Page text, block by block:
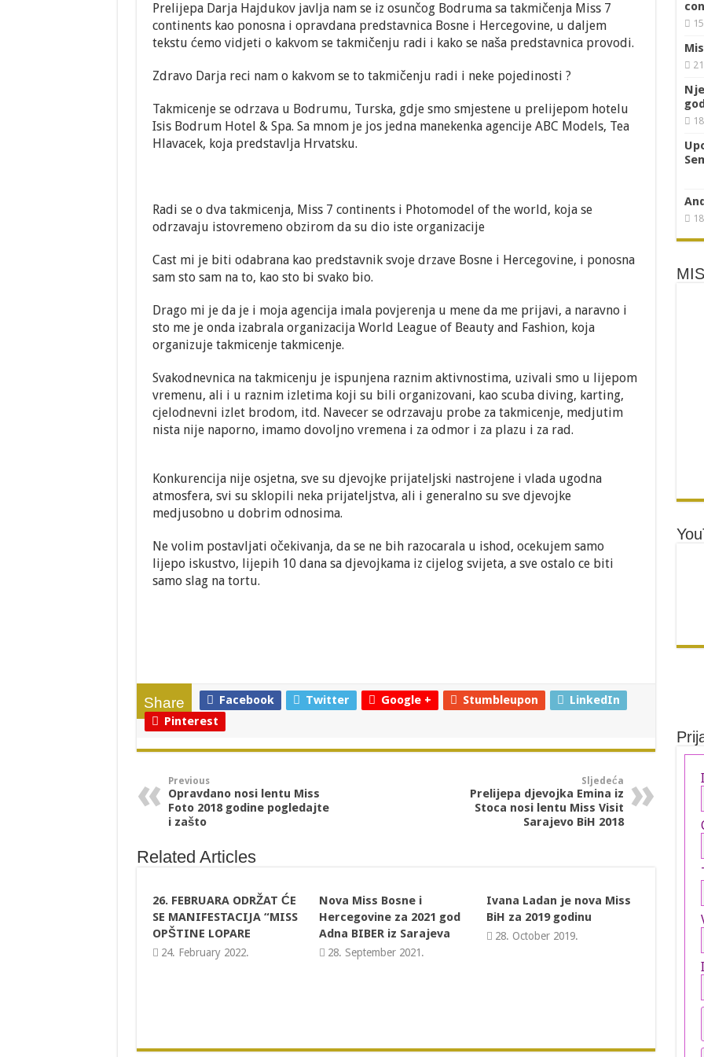
Upoznajmo Alenu Karajko prvu pratilju SBK
Hercegovine
na
takmičenju
Miss
continents
Prelijepa Darja Hajdukov javlja nam se iz osunčog Bodruma sa takmičenja Miss 7
continents kao ponosna i opravdana predstavnica Bosne i Hercegovine, u daljem
tekstu ćemo vidjeti o kakvom se takmičenju radi i kako se naša predstavnica provodi.
Zdravo Darja reci nam o kakvom se to takmičenju radi i neke pojedinosti ?
Takmicenje se odrzava u Bodrumu, Turska, gdje smo smjestene u prelijepom hotelu
Isis Bodrum Hotel & Spa. Sa mnom je jos jedna manekenka agencije ABC Models, Tea
Hlavacek, koja predstavlja Hrvatsku.
Radi se o dva takmicenja, Miss 7 continents i Photomodel of the world, koja se
odrzavaju istovremeno obzirom da su dio iste organizacije
Cast mi je biti odabrana kao predstavnik svoje drzave Bosne i Hercegovine, i ponosna
sam sto sam na to, kao sto bi svako bio.
Drago mi je da je i moja agencija imala povjerenja u mene da me prijavi, a naravno i
sto me je onda izabrala organizacija World League of Beauty and Fashion, koja
organizuje takmicenje takmicenje.
Svakodnevnica na takmicenju je ispunjena raznim aktivnostima, uzivali smo u lijepom
vremenu, ali i u raznim izletima koji su bili organizovani, kao scuba diving, karting,
cjelodnevni izlet brodom, itd. Navecer se odrzavaju probe za takmicenje, medjutim
nista nije naporno, imamo dovoljno vremena i za odmor i za plazu i za rad.
Konkurencija nije osjetna, sve su djevojke prijateljski nastrojene i vlada ugodna
atmosfera, svi su sklopili neka prijateljstva, ali i generalno su sve djevojke
medjusobno u dobrim odnosima.
Ne volim postavljati očekivanja, da se ne bih razocarala u ishod, ocekujem samo
lijepo iskustvo, lijepih 10 dana sa djevojkama iz cijelog svijeta, a sve ostalo ce biti
samo slag na tortu.
Share Facebook Twitter Google + Stumbleupon
LinkedIn
Pinterest
Previous
Opravdano nosi lentu Miss
Foto 2018 godine pogledajte
i zašto
Sljedeća
Prelijepa djevojka Emina iz
Stoca nosi lentu Miss Visit
Sarajevo BiH 2018
Related Articles
26. FEBRUARA ODRŽAT ĆE
SE MANIFESTACIJA “MISS
OPŠTINE LOPARE
24. February 2022.
Nova Miss Bosne i
Hercegovine za 2021 god
Adna BIBER iz Sarajeva
28. September 2021.
Ivana Ladan je nova Miss
BiH za 2019 godinu
28. October 2019.